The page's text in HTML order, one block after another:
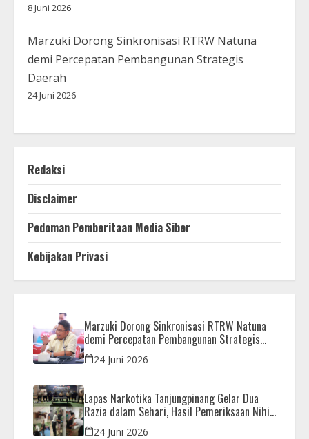
8 Juni 2026
Marzuki Dorong Sinkronisasi RTRW Natuna
demi Percepatan Pembangunan Strategis
Daerah
24 Juni 2026
Redaksi
Disclaimer
Pedoman Pemberitaan Media Siber
Kebijakan Privasi
Marzuki Dorong Sinkronisasi RTRW Natuna
demi Percepatan Pembangunan Strategis
Daerah24 Juni 2026
Lapas Narkotika Tanjungpinang Gelar Dua
Razia dalam Sehari, Hasil Pemeriksaan Nihil
Barang Terlarang
24 Juni 2026